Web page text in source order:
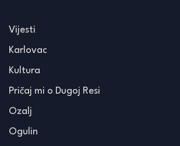
Vijesti
Karlovac
Kultura
Pričaj mi o Dugoj Resi
Ozalj
Ogulin